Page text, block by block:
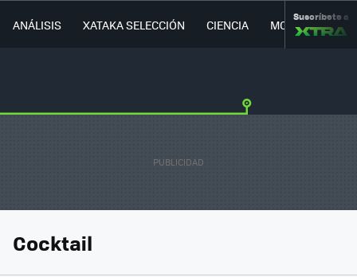
ANÁLISIS XATAKA SELECCIÓN CIENCIA MOVILIDAD
Suscríbete a
Cocktail